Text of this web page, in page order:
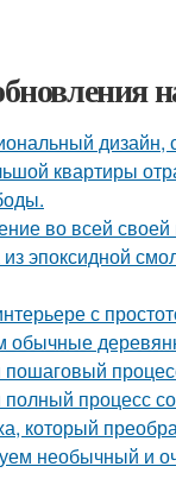
дизайн,
квартиры
во всей
эпоксидной
с
процесс
который
необычный и